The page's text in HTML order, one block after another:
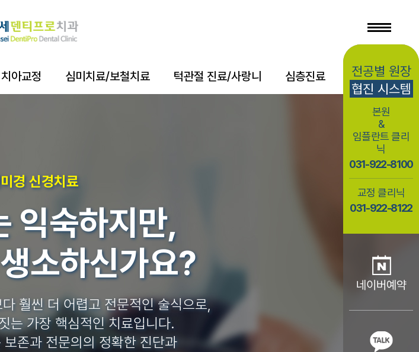
치아교정 심미치료/보철치료 턱관절 진료/사랑니 심층진료 상담/소식
경 신경치료
익숙하지만,
소하신가요?
훨씬 더 어렵고 전문적인 술식으로,
는 가장 핵심적인 치료입니다.
존과 전문의의 정확한 진단과
전공별 원장
협진 시스템
본원
&
임플란트 클리
닉
031-922-8100
교정 클리닉
031-922-8122
네이버예약